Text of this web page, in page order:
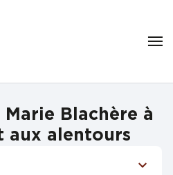
Marie Blachère à
aux alentours